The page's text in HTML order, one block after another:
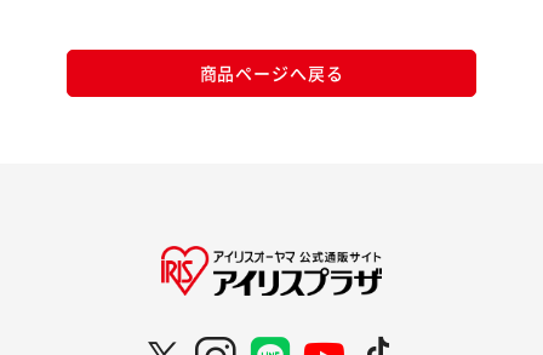
商品ページへ戻る